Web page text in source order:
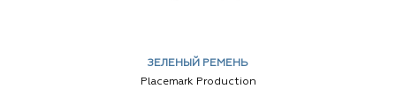
ЗЕЛЕНЫЙ РЕМЕНЬ
Placemark Production